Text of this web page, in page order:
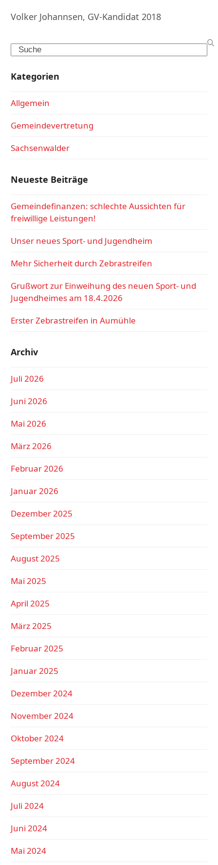
Volker Johannsen, GV-Kandidat 2018
Search
Kategorien
Allgemein
Gemeindevertretung
Sachsenwalder
Neueste Beiträge
Gemeindefinanzen: schlechte Aussichten für
freiwillige Leistungen!
Unser neues Sport- und Jugendheim
Mehr Sicherheit durch Zebrastreifen
Grußwort zur Einweihung des neuen Sport- und
Jugendheimes am 18.4.2026
Erster Zebrastreifen in Aumühle
Archiv
Juli 2026
Juni 2026
Mai 2026
März 2026
Februar 2026
Januar 2026
Dezember 2025
September 2025
August 2025
Mai 2025
April 2025
März 2025
Februar 2025
Januar 2025
Dezember 2024
November 2024
Oktober 2024
September 2024
August 2024
Juli 2024
Juni 2024
Mai 2024